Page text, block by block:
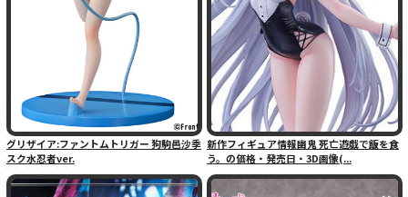
グリザイア:ファントムトリガー 狗駒邑沙季
スク水忍者ver.
新作フィギュア情報幽鬼 死亡遊戯で飯を食
う。の価格・発売日・3D画像(...